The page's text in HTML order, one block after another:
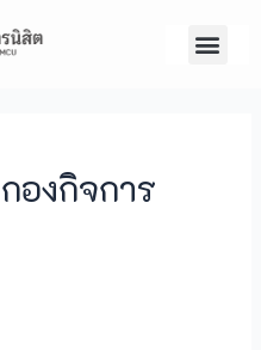
องกิจการ